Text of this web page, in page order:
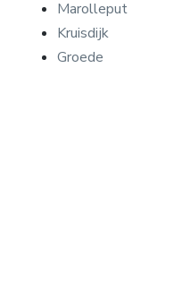
Marolleput
Kruisdijk
Groede